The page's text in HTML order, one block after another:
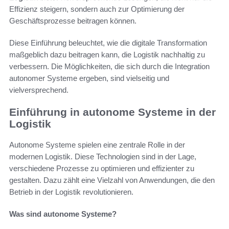
Effizienz steigern, sondern auch zur Optimierung der
Geschäftsprozesse beitragen können.
Diese Einführung beleuchtet, wie die digitale Transformation
maßgeblich dazu beitragen kann, die Logistik nachhaltig zu
verbessern. Die Möglichkeiten, die sich durch die Integration
autonomer Systeme ergeben, sind vielseitig und
vielversprechend.
Einführung in autonome Systeme in der
Logistik
Autonome Systeme spielen eine zentrale Rolle in der
modernen Logistik. Diese Technologien sind in der Lage,
verschiedene Prozesse zu optimieren und effizienter zu
gestalten. Dazu zählt eine Vielzahl von Anwendungen, die den
Betrieb in der Logistik revolutionieren.
Was sind autonome Systeme?